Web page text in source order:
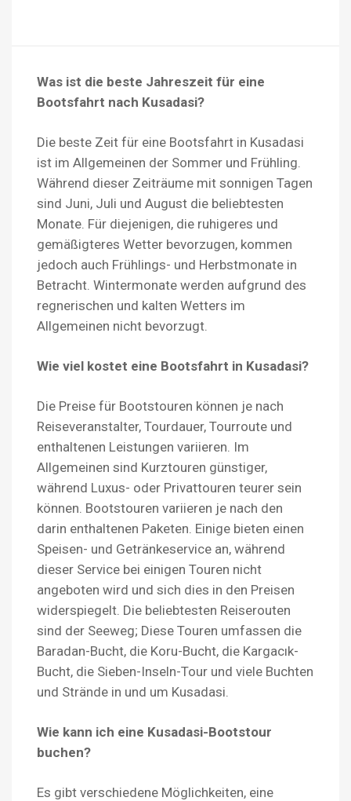
Was ist die beste Jahreszeit für eine
Bootsfahrt nach Kusadasi?
Die beste Zeit für eine Bootsfahrt in Kusadasi
ist im Allgemeinen der Sommer und Frühling.
Während dieser Zeiträume mit sonnigen Tagen
sind Juni, Juli und August die beliebtesten
Monate. Für diejenigen, die ruhigeres und
gemäßigteres Wetter bevorzugen, kommen
jedoch auch Frühlings- und Herbstmonate in
Betracht. Wintermonate werden aufgrund des
regnerischen und kalten Wetters im
Allgemeinen nicht bevorzugt.
Wie viel kostet eine Bootsfahrt in Kusadasi?
Die Preise für Bootstouren können je nach
Reiseveranstalter, Tourdauer, Tourroute und
enthaltenen Leistungen variieren. Im
Allgemeinen sind Kurztouren günstiger,
während Luxus- oder Privattouren teurer sein
können. Bootstouren variieren je nach den
darin enthaltenen Paketen. Einige bieten einen
Speisen- und Getränkeservice an, während
dieser Service bei einigen Touren nicht
angeboten wird und sich dies in den Preisen
widerspiegelt. Die beliebtesten Reiserouten
sind der Seeweg; Diese Touren umfassen die
Baradan-Bucht, die Koru-Bucht, die Kargacık-
Bucht, die Sieben-Inseln-Tour und viele Buchten
und Strände in und um Kusadasi.
Wie kann ich eine Kusadasi-Bootstour
buchen?
Es gibt verschiedene Möglichkeiten, eine